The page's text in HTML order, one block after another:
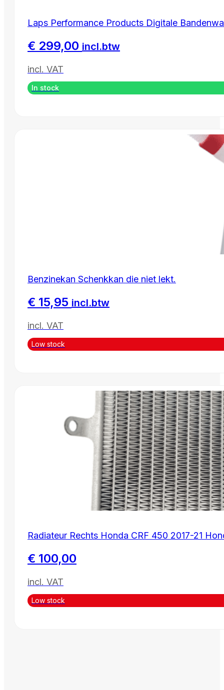
Laps Performance Products Digitale
€ 299,00 incl.btw
incl. VAT
In stock
Benzinekan Schenkkan die niet lekt.
€ 15,95 incl.btw
incl. VAT
Low stock
Radiateur Rechts Honda CRF 450 2017-21
€ 100,00
incl. VAT
Low stock